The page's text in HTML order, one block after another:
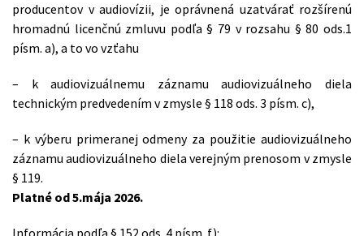
producentov v audiovízii, je oprávnená uzatvárať rozšírenú
hromadnú licenčnú zmluvu podľa § 79 v rozsahu § 80 ods.1
písm. a), a to vo vzťahu
– k audiovizuálnemu záznamu audiovizuálneho diela
technickým predvedením v zmysle § 118 ods. 3 písm. c),
– k výberu primeranej odmeny za použitie audiovizuálneho
záznamu audiovizuálneho diela verejným prenosom v zmysle
§ 119.
Platné od 5.mája 2026.
Informácia podľa § 152 ods. 4 písm. f):